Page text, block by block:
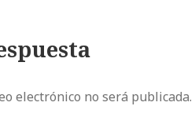
electrónico no será publicada.